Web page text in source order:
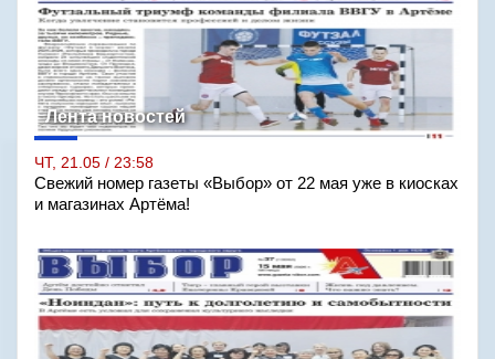
Лента новостей
ЧТ, 21.05 / 23:58
Свежий номер газеты «Выбор» от 22 мая уже в киосках
и магазинах Артёма!